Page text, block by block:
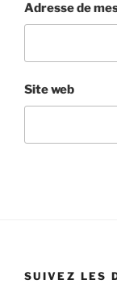
Adresse de
Site web
SUIVEZ LES